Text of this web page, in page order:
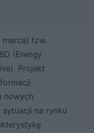
marca) tzw.
(Energy
Projekt
nowych
na rynku